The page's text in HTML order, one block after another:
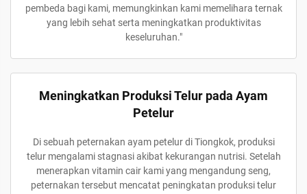
pembeda bagi kami, memungkinkan kami memelihara ternak
yang lebih sehat serta meningkatkan produktivitas
keseluruhan."
Meningkatkan Produksi Telur pada Ayam
Petelur
Di sebuah peternakan ayam petelur di Tiongkok, produksi
telur mengalami stagnasi akibat kekurangan nutrisi. Setelah
menerapkan vitamin cair kami yang mengandung seng,
peternakan tersebut mencatat peningkatan produksi telur